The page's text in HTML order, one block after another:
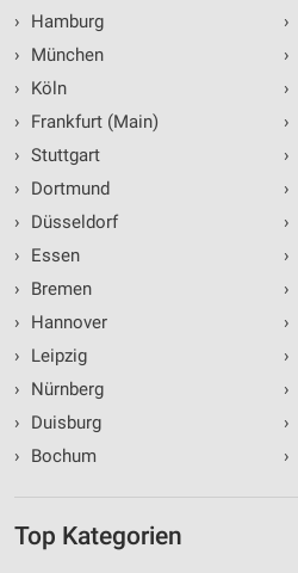
›
Hamburg
›
München
›
Köln
›
Frankfurt (Main)
› Stuttgart
›
Dortmund
›
Düsseldorf
›
Essen
›
Bremen
›
Hannover
›
Leipzig
›
Nürnberg
›
Duisburg
›
Bochum
›
›
›
›
›
›
›
›
›
›
›
›
›
›
Top Kategorien